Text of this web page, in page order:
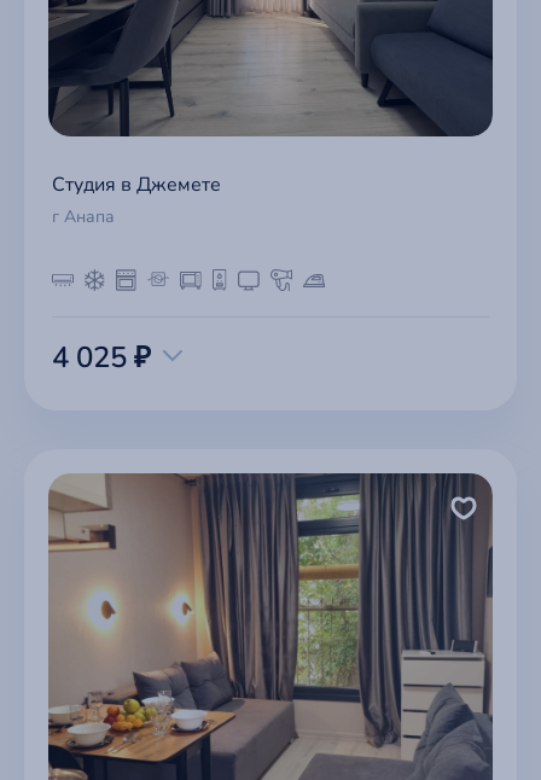
Студия в Джемете
г Анапа
4 025 ₽